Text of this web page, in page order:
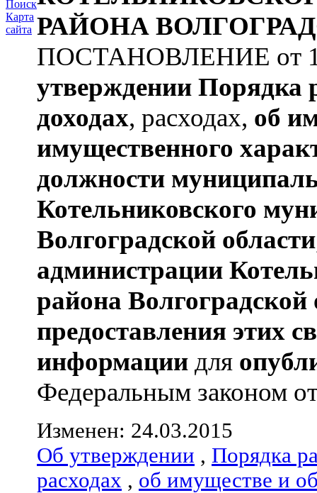
Поиск
Карта
сайта РАЙОНА
ПОСТАНОВЛЕНИЕ от
утверждении Порядка
доходах, расходах, об
имущественного
должности
Котельниковского
Волгоградской области
администрации
района Волгоградской
предоставления этих
информации для
Федеральным законом
Изменен: 24.03.2015
Об утверждении , Порядка
расходах , об имуществе и